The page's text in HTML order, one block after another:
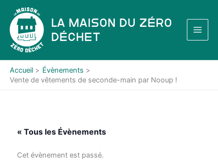
contenu
La Maison du Zéro
Déchet
Accueil
Évènements
Vente de vêtements de seconde-main par Nooup !
« Tous les Évènements
Cet évènement est passé.